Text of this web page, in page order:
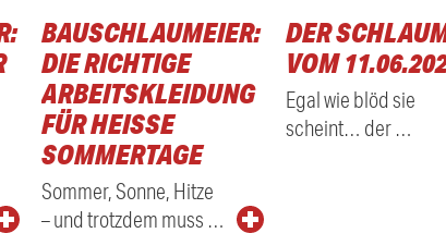
BAUSCHLAUMEIER:
DIE RICHTIGE
ARBEITSKLEIDUNG
FÜR HEISSE S
OMMERTAGE
Sommer, Sonne, Hitze
– und trotzdem muss …
DER
VOM
Egal wie blöd sie
scheint… der …